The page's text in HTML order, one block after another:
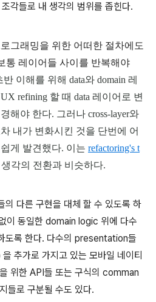
각들로 내 생각의 범위를 좁힌다.
그래밍을 위한 어떠한 절차에도
통 레이어들 사이를 반복해야
이해를 위해 data와 domain 레
refining 할 때 data 레이어로 변
해야 한다. 그러나 cross-layer와
내가 변화시킨 것을 단번에 어
게 발견했다. 이는 refactoring's t
생각의 전환과 비슷하다.
의 다른 구현을 대체 할 수 있도록 하
이 동일한 domain logic 위에 다수
도록 한다. 다수의 presentation들
추가로 가지고 있는 모바일 네이티
위한 API들 또는 구식의 comman
들로 구분될 수도 있다.